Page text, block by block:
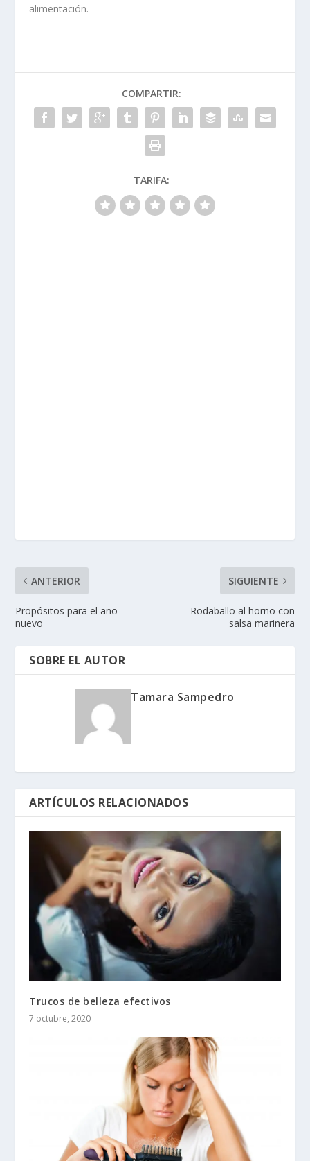
alimentación.
COMPARTIR:
TARIFA:
ANTERIOR
Propósitos para el año
nuevo
SIGUIENTE
Rodaballo al horno con
salsa marinera
SOBRE EL AUTOR
Tamara Sampedro
ARTÍCULOS RELACIONADOS
Trucos de belleza efectivos
7 octubre, 2020